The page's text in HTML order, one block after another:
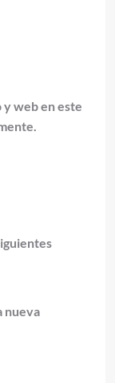
web en este
nueva